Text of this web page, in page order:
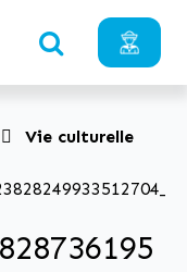
Vie culturelle